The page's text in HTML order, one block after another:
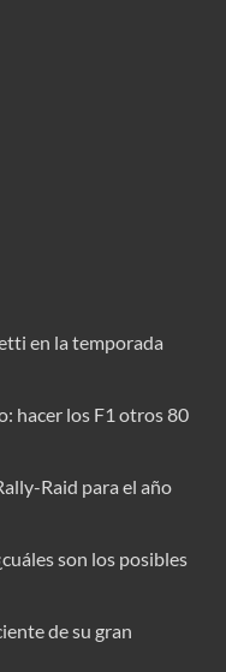
en la temporada
hacer los F1 otros 80
Raid para el año
son los posibles
de su gran